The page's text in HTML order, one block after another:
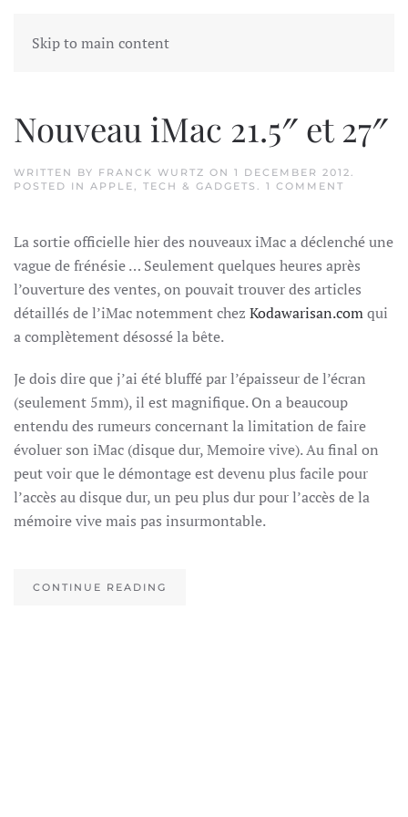
Skip to main content
Tag:Fusion Drive
Nouveau iMac 21.5″ et 27″
WRITTEN BY FRANCK WURTZ ON 1 DECEMBER 2012.
POSTED IN APPLE, TECH & GADGETS . 1 COMMENT
ET
La sortie officielle hier des nouveaux iMac a déclenché une
vague de frénésie … Seulement quelques heures après
l’ouverture des ventes, on pouvait trouver des articles
détaillés de l’iMac notemment chez Kodawarisan.comqui
a complètement désossé la bête.
Je dois dire que j’ai été bluffé par l’épaisseur de l’écran
(seulement 5mm), il est magnifique. On a beaucoup
entendu des rumeurs concernant la limitation de faire
évoluer son iMac (disque dur, Memoire vive). Au final on
peut voir que le démontage est devenu plus facile pour
l’accès au disque dur, un peu plus dur pour l’accès de la
mémoire vive mais pas insurmontable.
CONTINUE READING